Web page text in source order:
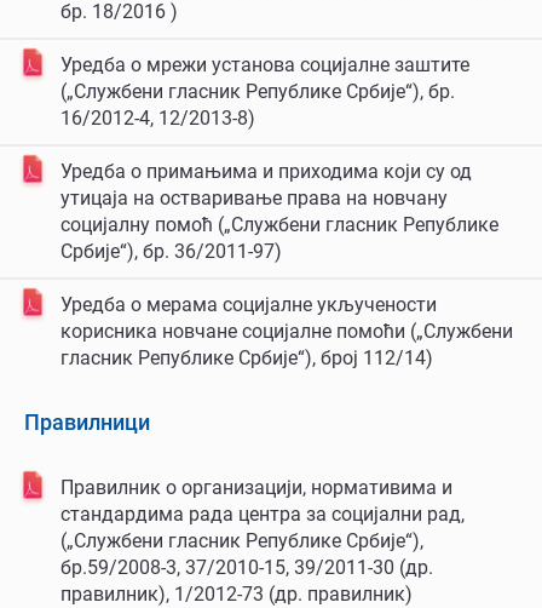
бр. 18/2016 )
Уредба о мрежи установа социјалне заштите
(„Службени гласник Републике Србије“), бр.
16/2012-4, 12/2013-8)
Уредба о примањима и приходима који су од
утицаја на остваривање права на новчану
социјалну помоћ („Службени гласник Републике
Србије“), бр. 36/2011-97)
Уредба о мерама социјалне укључености
корисника новчане социјалне помоћи („Службени
гласник Републике Србије“), број 112/14)
Правилници
Правилник о организацији, нормативима и
стандардима рада центра за социјални рад,
(„Службени гласник Републике Србије“),
бр.59/2008-3, 37/2010-15, 39/2011-30 (др.
правилник), 1/2012-73 (др. правилник)